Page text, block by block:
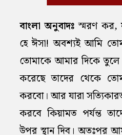
বাংলা অনুবাদঃ স্মরণ কর,
হে ঈসা! অবশ্যই আমি
তোমাকে আমার দিকে তুলে
করেছে তাদের থেকে
করবো। আর যারা
করবে কিয়ামত পর্যন্ত
উপর স্থান দিব। অতঃপর